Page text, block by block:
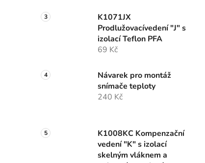
K1071JX
Prodlužovacívedení "J" s
izolací Teflon PFA
69 Kč
Návarek pro montáž
snímače teploty
240 Kč
K1008KC Kompenzační
vedení "K" s izolací
skelným vláknem a